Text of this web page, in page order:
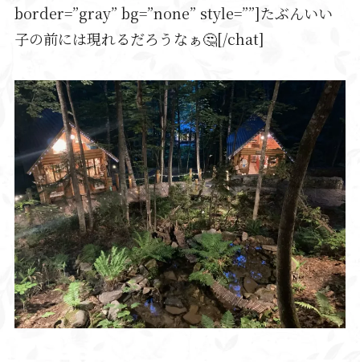
border=”gray” bg=”none” style=””]たぶんいい
子の前には現れるだろうなぁ🤔[/chat]